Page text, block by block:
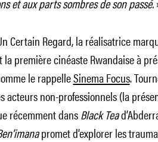
Certain Regard, la réalisatrice
la première cinéaste Rwandaise à
le rappelleSinema Focus.
acteurs non-professionnels (la
récemment dansBlack Tea
promet d’explorer les